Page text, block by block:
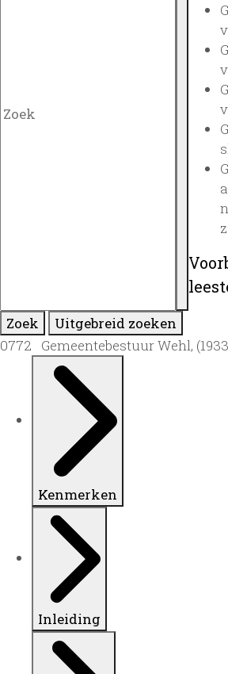
Zoek
Uitgebreid zoeken
0772 Gemeentebestuur Wehl,
Kenmerken
Inleiding